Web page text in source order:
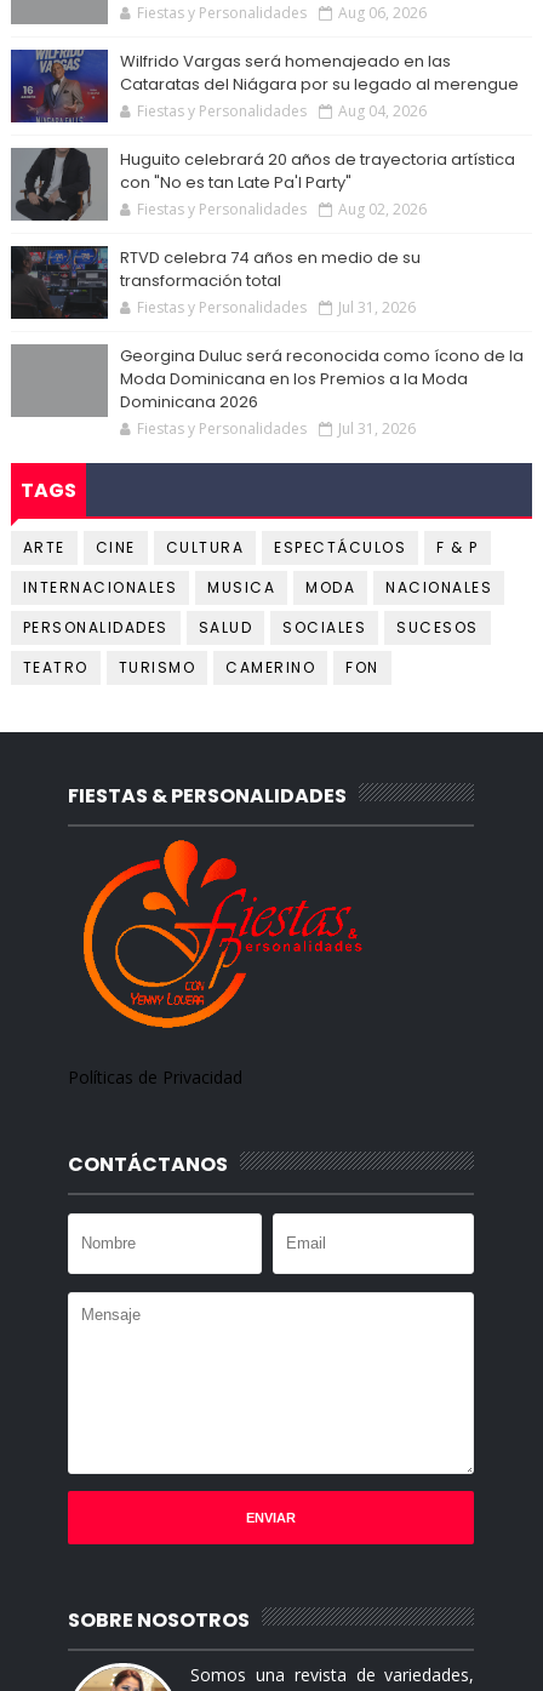
Fiestas y Personalidades Aug 06, 2026
Wilfrido Vargas será homenajeado en las
Cataratas del Niágara por su legado al merengue
Fiestas y Personalidades Aug 04, 2026
Huguito celebrará 20 años de trayectoria artística
con "No es tan Late Pa'l Party"
Fiestas y Personalidades Aug 02, 2026
RTVD celebra 74 años en medio de su
transformación total
Fiestas y Personalidades Jul 31, 2026
Georgina Duluc será reconocida como ícono de la
Moda Dominicana en los Premios a la Moda
Dominicana 2026
Fiestas y Personalidades Jul 31, 2026
TAGS
ARTE CINE CULTURA ESPECTÁCULOS
F & P
INTERNACIONALES
MUSICA MODA
NACIONALES
PERSONALIDADES
SALUD SOCIALES
SUCESOS
TEATRO
TURISMO CAMERINO FON
FIESTAS & PERSONALIDADES
Políticas de Privacidad
CONTÁCTANOS
SOBRE NOSOTROS
Somos una revista de variedades,